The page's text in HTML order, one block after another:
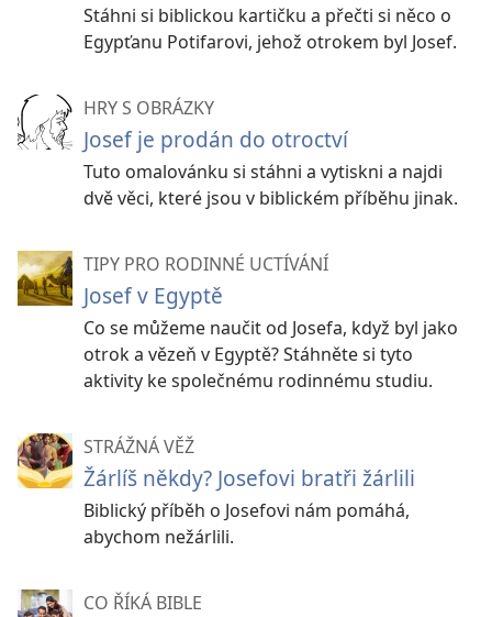
Stáhni si biblickou kartičku a přečti si něco o
Egypťanu Potifarovi, jehož otrokem byl Josef.
HRY S OBRÁZKY
Josef je prodán do otroctví
Tuto omalovánku si stáhni a vytiskni a najdi
dvě věci, které jsou v biblickém příběhu jinak.
TIPY PRO RODINNÉ UCTÍVÁNÍ
Josef v Egyptě
Co se můžeme naučit od Josefa, když byl jako
otrok a vězeň v Egyptě? Stáhněte si tyto
aktivity ke společnému rodinnému studiu.
STRÁŽNÁ VĚŽ
Žárlíš někdy? Josefovi bratři žárlili
Biblický příběh o Josefovi nám pomáhá,
abychom nežárlili.
CO ŘÍKÁ BIBLE